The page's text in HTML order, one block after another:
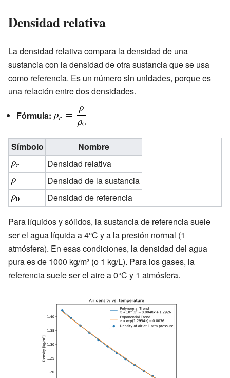
Densidad relativa
La densidad relativa compara la densidad de una
sustancia con la densidad de otra sustancia que se usa
como referencia. Es un número sin unidades, porque es
una relación entre dos densidades.
Fórmula:
Símbolo
Nombre
Densidad relativa
Densidad de la sustancia
Densidad de referencia
Para líquidos y sólidos, la sustancia de referencia suele
ser el agua líquida a 4°C y a la presión normal (1
atmósfera). En esas condiciones, la densidad del agua
pura es de 1000 kg/m³ (o 1 kg/L). Para los gases, la
referencia suele ser el aire a 0°C y 1 atmósfera.